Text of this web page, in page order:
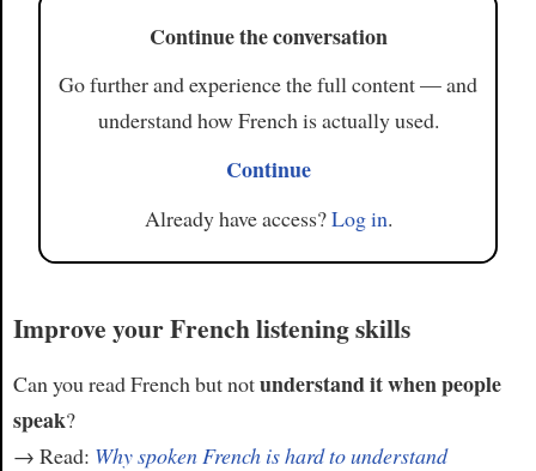
Continue the conversation
Go further and experience the full content — and
understand how French is actually used.
Continue
Already have access?Log in.
Improve your French listening skills
Can you read French but notunderstand it when people
speak?
→ Read: Why spoken French is hard to understand